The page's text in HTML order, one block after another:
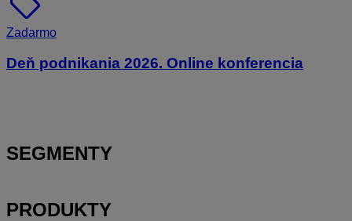
Zadarmo
Deň podnikania 2026. Online konferencia
SEGMENTY
PRODUKTY